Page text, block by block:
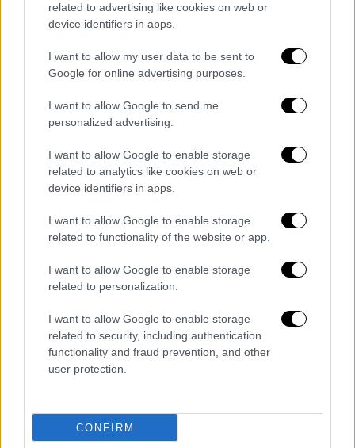
related to advertising like cookies on web or
device identifiers in apps.
I want to allow my user data to be sent to
Google for online advertising purposes.
I want to allow Google to send me
personalized advertising.
I want to allow Google to enable storage
related to analytics like cookies on web or
device identifiers in apps.
I want to allow Google to enable storage
related to functionality of the website or app.
I want to allow Google to enable storage
related to personalization.
I want to allow Google to enable storage
related to security, including authentication
functionality and fraud prevention, and other
user protection.
CONFIRM
View this post on Instagram